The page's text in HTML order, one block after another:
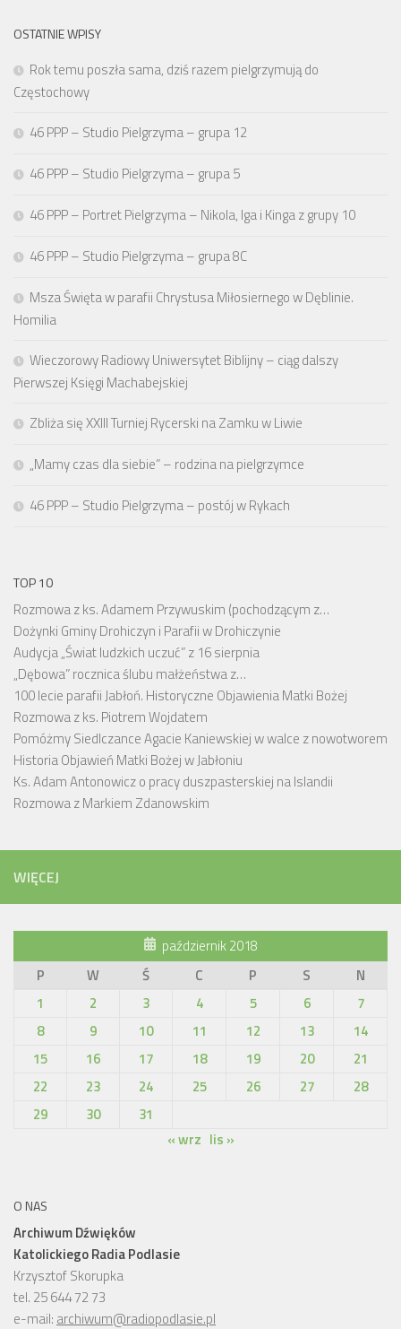
OSTATNIE WPISY
Rok temu poszła sama, dziś razem pielgrzymują do
Częstochowy
46 PPP – Studio Pielgrzyma – grupa 12
46 PPP – Studio Pielgrzyma – grupa 5
46 PPP – Portret Pielgrzyma – Nikola, Iga i Kinga z grupy 10
46 PPP – Studio Pielgrzyma – grupa 8C
Msza Święta w parafii Chrystusa Miłosiernego w Dęblinie.
Homilia
Wieczorowy Radiowy Uniwersytet Biblijny – ciąg dalszy
Pierwszej Księgi Machabejskiej
Zbliża się XXIII Turniej Rycerski na Zamku w Liwie
„Mamy czas dla siebie” – rodzina na pielgrzymce
46 PPP – Studio Pielgrzyma – postój w Rykach
TOP 10
Rozmowa z ks. Adamem Przywuskim (pochodzącym z…
Dożynki Gminy Drohiczyn i Parafii w Drohiczynie
Audycja „Świat ludzkich uczuć” z 16 sierpnia
„Dębowa” rocznica ślubu małżeństwa z…
100 lecie parafii Jabłoń. Historyczne Objawienia Matki Bożej
Rozmowa z ks. Piotrem Wojdatem
Pomóżmy Siedlczance Agacie Kaniewskiej w walce z nowotworem
Historia Objawień Matki Bożej w Jabłoniu
Ks. Adam Antonowicz o pracy duszpasterskiej na Islandii
Rozmowa z Markiem Zdanowskim
WIĘCEJ
październik 2018
P
W Ś C P S
N
1
2 3 4 5 6
7
8
9 10 11 12 13
14
15
16 17 18 19 20
21
22
23 24 25 26 27
28
29
30
31
« wrz lis »
O NAS
Archiwum Dźwięków
Katolickiego Radia Podlasie
Krzysztof Skorupka
tel. 25 644 72 73
e-mail: archiwum@radiopodlasie.pl